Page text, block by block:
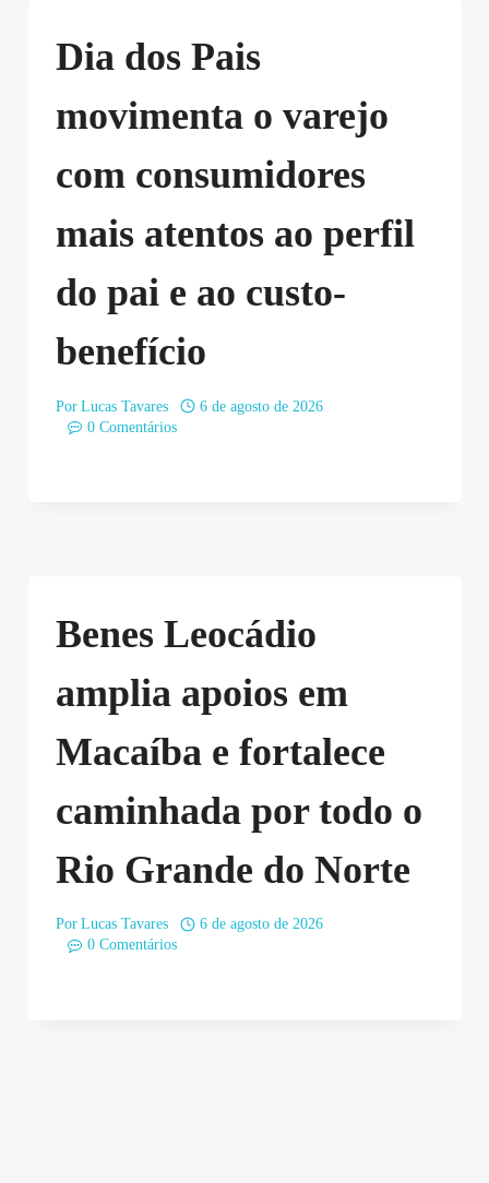
Dia dos Pais
movimenta o varejo
com consumidores
mais atentos ao perfil
do pai e ao custo-
benefício
Por Lucas Tavares
6 de agosto de 2026
0 Comentários
Benes Leocádio
amplia apoios em
Macaíba e fortalece
caminhada por todo o
Rio Grande do Norte
Por Lucas Tavares
6 de agosto de 2026
0 Comentários